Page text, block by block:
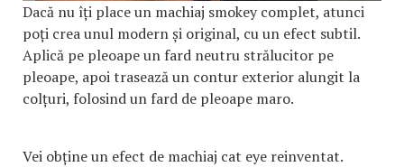
Dacă nu îți place un machiaj smokey complet, atunci
poți crea unul modern și original, cu un efect subtil.
Aplică pe pleoape un fard neutru strălucitor pe
pleoape, apoi trasează un contur exterior alungit la
colțuri, folosind un fard de pleoape maro.
Vei obține un efect de machiaj cat eye reinventat.